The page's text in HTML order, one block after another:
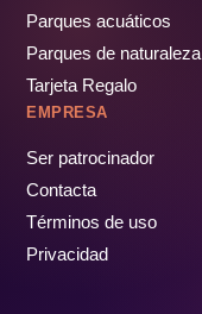
Parques acuáticos
Parques de naturaleza
Tarjeta Regalo
EMPRESA
Ser patrocinador
Contacta
Términos de uso
Privacidad